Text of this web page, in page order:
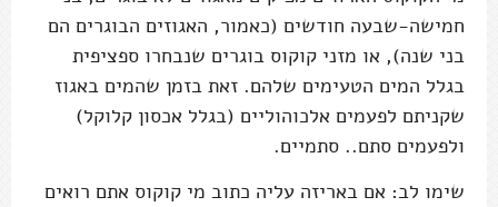
חמישה-שבעה חודשים (כאמור, האגוזים הבוגרים הם
בני שנה), או מזני קוקוס בוגרים שנבחרו ספציפית
בגלל המים הטעימים שלהם. זאת בזמן שהמים באגוז
שקניתם לפעמים אלכוהוליים (בגלל אכסון קלוקל)
ולפעמים סתם.. סתמיים.
שימו לב: אם באריזה עליה כתוב מי קוקוס אתם רואים